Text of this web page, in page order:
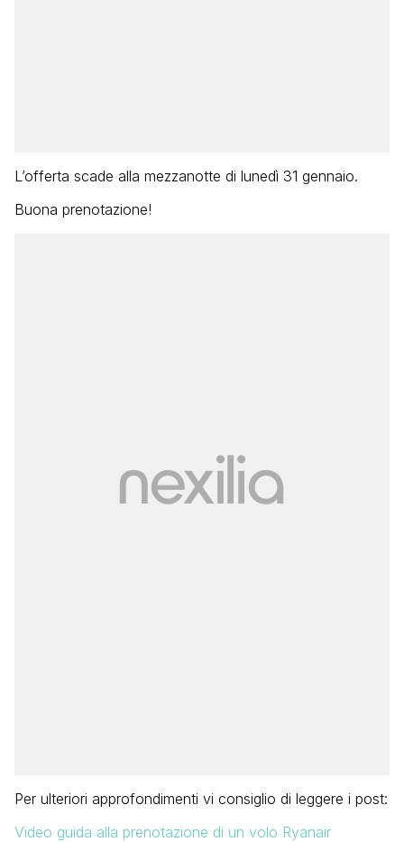
L’offerta scade alla mezzanotte di lunedì 31 gennaio.
Buona prenotazione!
Per ulteriori approfondimenti vi consiglio di leggere i post:
Video guida alla prenotazione di un volo Ryanair